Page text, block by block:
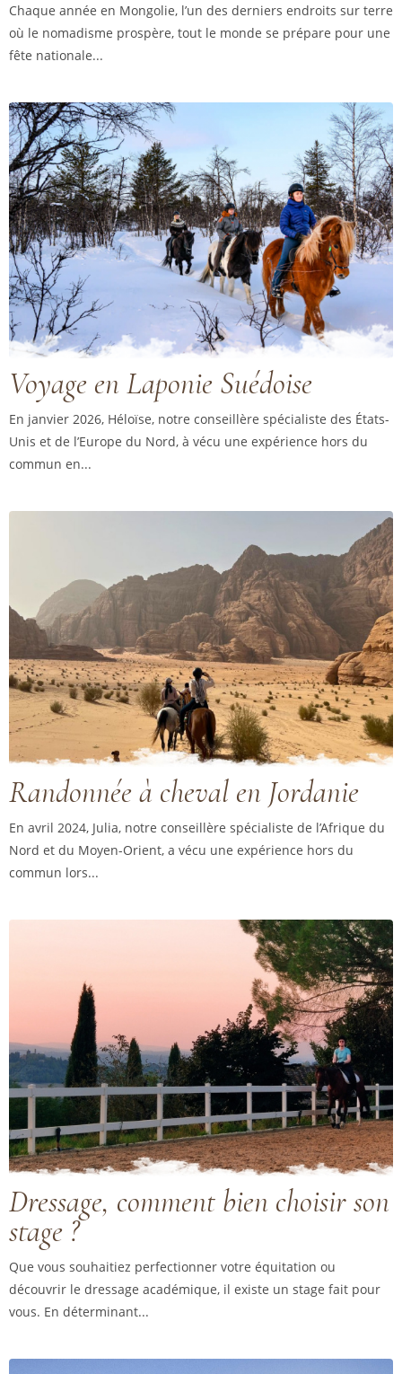
Chaque année en Mongolie, l’un des derniers endroits sur terre
où le nomadisme prospère, tout le monde se prépare pour une
fête nationale...
Voyage en Laponie Suédoise
En janvier 2026, Héloïse, notre conseillère spécialiste des États-
Unis et de l’Europe du Nord, à vécu une expérience hors du
commun en...
Randonnée à cheval en Jordanie
En avril 2024, Julia, notre conseillère spécialiste de l’Afrique du
Nord et du Moyen-Orient, a vécu une expérience hors du
commun lors...
Dressage, comment bien choisir son
stage ?
Que vous souhaitiez perfectionner votre équitation ou
découvrir le dressage académique, il existe un stage fait pour
vous. En déterminant...